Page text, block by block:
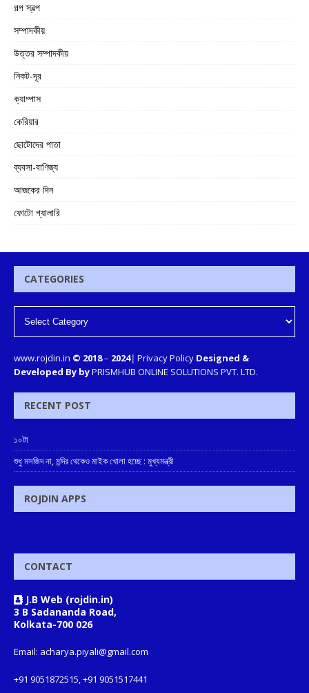
গল্প স্বল্প
সম্পাদকীয়
উত্তর সম্পাদকীয়
নিকট-দূর
ক্যাম্পাস
কেরিয়ার
ছোটোদের পাতা
ব্যবসা-বাণিজ্য
আজকের দিন
ফোটো গ্যালারি
CATEGORIES
www.rojdin.in © 2018– 2024| Privacy Policy Designed &
Developed By byPRISMHUB ONLINE SOLUTIONS PVT. LTD.
RECENT POST
১০টা
শুধু মসজিদ না, মন্দির থেকেও মাইক খোলা হচ্ছে : মুখ্যমন্ত্রী
ROJDIN APPS
CONTACT
J.B Web (rojdin.in)
3 B Sadananda Road,
Kolkata-700 026
Email: acharya.piyali@gmail.com
+91 9051872515, +91 9051517441